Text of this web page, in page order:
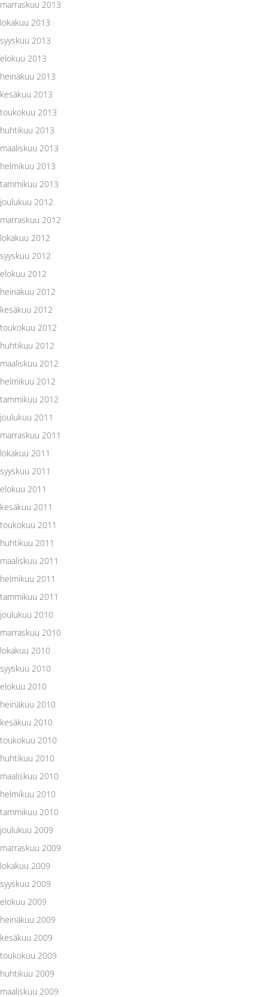
marraskuu 2013
lokakuu 2013
syyskuu 2013
elokuu 2013
heinäkuu 2013
kesäkuu 2013
toukokuu 2013
huhtikuu 2013
maaliskuu 2013
helmikuu 2013
tammikuu 2013
joulukuu 2012
marraskuu 2012
lokakuu 2012
syyskuu 2012
elokuu 2012
heinäkuu 2012
kesäkuu 2012
toukokuu 2012
huhtikuu 2012
maaliskuu 2012
helmikuu 2012
tammikuu 2012
joulukuu 2011
marraskuu 2011
lokakuu 2011
syyskuu 2011
elokuu 2011
kesäkuu 2011
toukokuu 2011
huhtikuu 2011
maaliskuu 2011
helmikuu 2011
tammikuu 2011
joulukuu 2010
marraskuu 2010
lokakuu 2010
syyskuu 2010
elokuu 2010
heinäkuu 2010
kesäkuu 2010
toukokuu 2010
huhtikuu 2010
maaliskuu 2010
helmikuu 2010
tammikuu 2010
joulukuu 2009
marraskuu 2009
lokakuu 2009
syyskuu 2009
elokuu 2009
heinäkuu 2009
kesäkuu 2009
toukokuu 2009
huhtikuu 2009
maaliskuu 2009